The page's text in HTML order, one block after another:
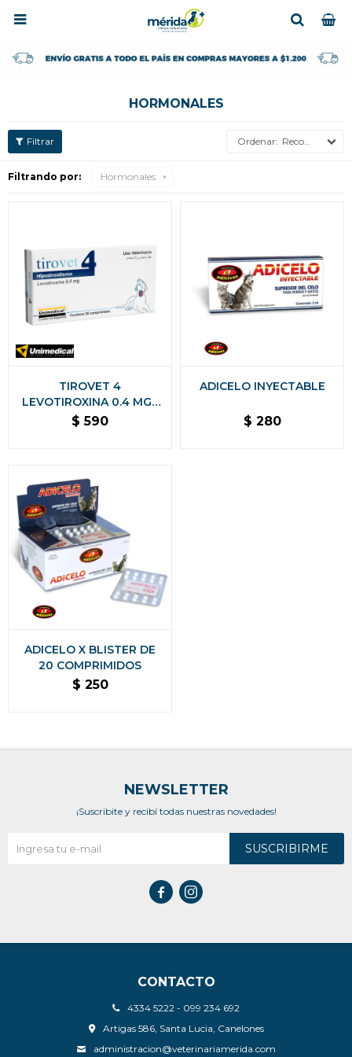

HORMONALES
Recomendados
Filtrando por: Hormonales
TIROVET 4
LEVOTIROXINA 0.4 MGS
CAJA 20 COMPRIMIDOS
$ 590
ADICELO INYECTABLE
$ 280
ADICELO X BLISTER DE
20 COMPRIMIDOS
$ 250
CONTACTO
4334 5222 - 099 234 692
Artigas 586, Santa Lucia, Canelones
administracion@veterinariamerida.com
NEWSLETTER
¡Suscribite y recibí todas nuestras novedades!
SUSCRIBIRME
 